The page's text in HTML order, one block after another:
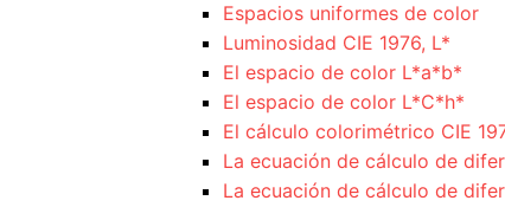
Espacios uniformes de color
Luminosidad CIE 1976, L*
El espacio de color L*a*b*
El espacio de color L*C*h*
El cálculo colorimétrico CIE
La ecuación de cálculo de
La ecuación de cálculo de